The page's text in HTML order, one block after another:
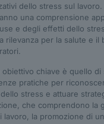
dello stress sul
una comprensione
e degli effetti dello
rilevanza per la salute e il
obiettivo chiave è quello di
pratiche per
stress e attuare
che comprendono la
lavoro, la promozione di